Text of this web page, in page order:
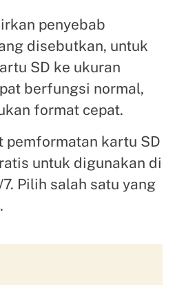
penyebab
disebutkan, untuk
SD ke ukuran
berfungsi normal,
format cepat.
pemformatan kartu SD
untuk digunakan di
Pilih salah satu yang